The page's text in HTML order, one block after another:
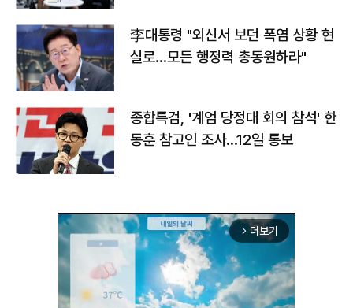
李대통령 "외신서 보던 폭염 상황 현
실로…모든 행정력 총동원하라"
종합특검, '계엄 당정대 회의 참석' 한
동훈 참고인 조사...12일 통보
arrow_forward_ios 더보기